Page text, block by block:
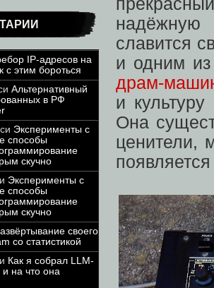
IP-адресов на
с этим бороться
Альтернативный
в РФ
Эксперименты с
способы
скучно
Эксперименты с
способы
скучно
своего
со статистикой
Как я собрал LLM-
и на что она
надёжную
славится
и одним
драм-
и
Она
ценители,